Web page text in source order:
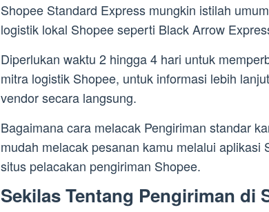
Shopee Standard Express mungkin istilah
logistik lokal Shopee seperti Black Arrow
Diperlukan waktu 2 hingga 4 hari untuk
mitra logistik Shopee, untuk informasi lebih
vendor secara langsung.
Bagaimana cara melacak Pengiriman standar
mudah melacak pesanan kamu melalui aplikasi
situs pelacakan pengiriman Shopee.
Sekilas Tentang Pengiriman di